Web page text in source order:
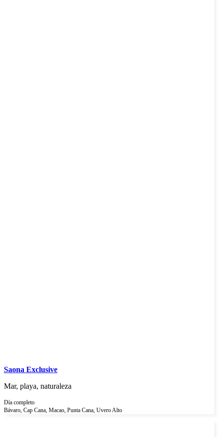
Saona Exclusive
Mar, playa, naturaleza
Día completo
Bávaro, Cap Cana, Macao, Punta Cana, Uvero Alto